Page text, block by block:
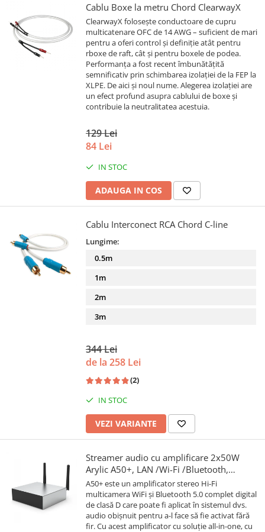
Cablu Boxe la metru Chord ClearwayX
ClearwayX folosește conductoare de cupru
multicatenare OFC de 14 AWG – suficient de mari
pentru a oferi control și definiție atât pentru
rboxe de raft, cât și pentru boxele de podea.
Performanța a fost recent îmbunătățită
semnificativ prin schimbarea izolației de la FEP la
XLPE. De aici și noul nume. Alegerea izolației are
un efect profund asupra cablului de boxe și
contribuie la neutralitatea acestuia.
129 Lei
84 Lei
IN STOC
ADAUGA IN COS
Cablu Interconect RCA Chord C-line
Lungime:
0.5m
1m
2m
3m
344 Lei
de la 258 Lei
(2)
IN STOC
VEZI VARIANTE
Streamer audio cu amplificare 2x50W
Arylic A50+, LAN /Wi-Fi /Bluetooth,
24bit/192kHz, Multiroom
A50+ este un amplificator stereo Hi-Fi
multicamera WiFi și Bluetooth 5.0 complet digital
de clasă D care poate fi aplicat în sistemul dvs.
audio obișnuit pentru a-l face să fie activat fără
fir. Cu acest amplificator cu soluție all-in-one, cu